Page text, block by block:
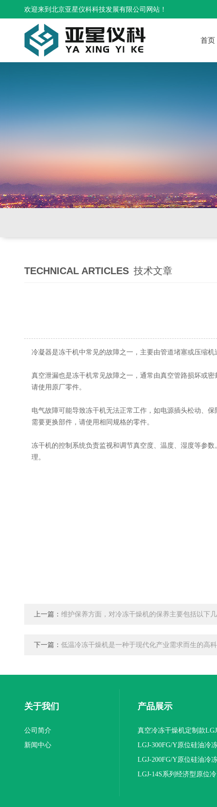
欢迎来到北京亚星仪科科技发展有限公司网站！
首页
TECHNICAL ARTICLES 技术文章
冷凝器是冻干机中常见的故障之一，主要由管道堵塞或压缩
真空泄漏也是冻干机常见故障之一，通常由真空管路损坏或
请使用原厂零件。
电气故障可能导致冻干机无法正常工作，如电源插头松动、
需要更换部件，请使用相同规格的零件。
冻干机的控制系统负责监视和调节真空度、温度、湿度等参
理。
上一篇： 维护保养方面，对冷冻干燥机的保养主要包括以下
下一篇： 低温冷冻干燥机是一种于现代化产业需求而生的高
关于我们
公司简介
新闻中心
产品展示
真空冷冻干燥机定制款
16NS/C标准版
LGJ-300FG/Y原位硅油冷
机(压盖型)
LGJ-200FG/Y原位硅油冷
机(压盖型)
LGJ-14S系列经济型原位